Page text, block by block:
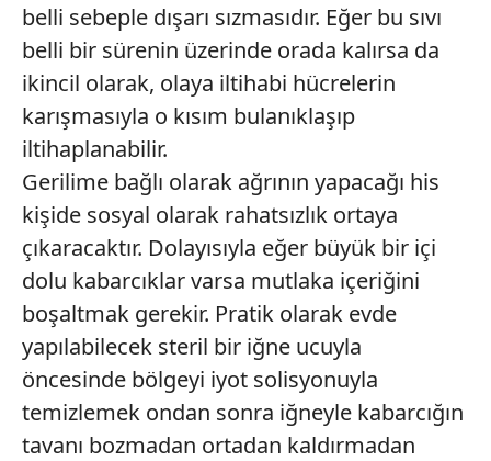
belli sebeple dışarı sızmasıdır. Eğer bu sıvı
belli bir sürenin üzerinde orada kalırsa da
ikincil olarak, olaya iltihabi hücrelerin
karışmasıyla o kısım bulanıklaşıp
iltihaplanabilir.
Gerilime bağlı olarak ağrının yapacağı his
kişide sosyal olarak rahatsızlık ortaya
çıkaracaktır. Dolayısıyla eğer büyük bir içi
dolu kabarcıklar varsa mutlaka içeriğini
boşaltmak gerekir. Pratik olarak evde
yapılabilecek steril bir iğne ucuyla
öncesinde bölgeyi iyot solisyonuyla
temizlemek ondan sonra iğneyle kabarcığın
tavanı bozmadan ortadan kaldırmadan